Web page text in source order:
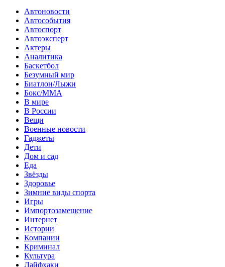
Автоновости
Автособытия
Автоспорт
Автоэксперт
Актеры
Аналитика
Баскетбол
Безумный мир
Биатлон/Лыжи
Бокс/MMA
В мире
В России
Вещи
Военные новости
Гаджеты
Дети
Дом и сад
Еда
Звёзды
Здоровье
Зимние виды спорта
Игры
Импортозамещение
Интернет
Истории
Компании
Криминал
Культура
Лайфхаки